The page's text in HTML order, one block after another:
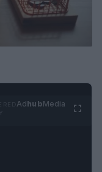
AdhubMedia